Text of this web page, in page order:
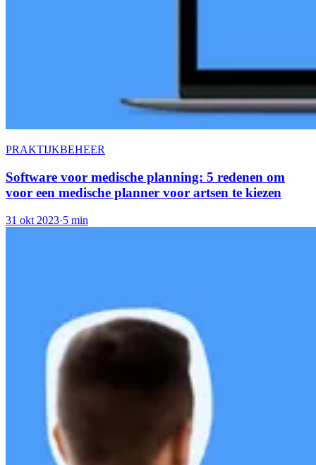
PRAKTIJKBEHEER
Software voor medische planning: 5 redenen om
voor een medische planner voor artsen te kiezen
31 okt 2023·5 min